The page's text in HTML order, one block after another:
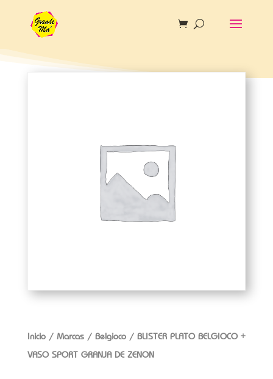
Inicio/ Marcas/ Belgioco/ BLISTER PLATO BELGIOCO +
VASO SPORT GRANJA DE ZENON